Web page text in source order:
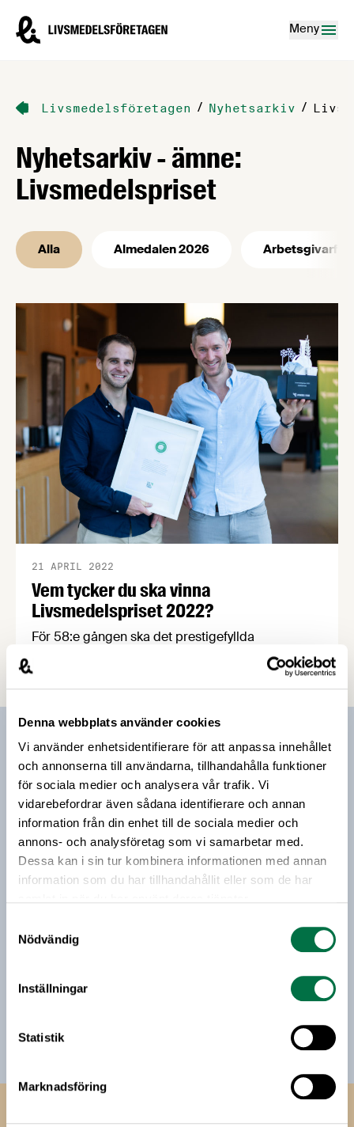
Denna webbplats använder cookies
Vi använder enhetsidentifierare för att anpassa innehållet
och annonserna till användarna, tillhandahålla funktioner
för sociala medier och analysera vår trafik. Vi
vidarebefordrar även sådana identifierare och annan
information från din enhet till de sociala medier och
annons- och analysföretag som vi samarbetar med.
Dessa kan i sin tur kombinera informationen med annan
information som du har tillhandahållit eller som de har
Nödvändig
Inställningar
Statistik
Marknadsföring
Livsmedelsföretagen – till startsidan
Meny
Livsmedelsföretagen / Nyhetsarkiv /
Nyhetsarkiv - ämne:
Livsmedelspriset
Alla Almedalen 2026
Vem tycker du ska vinna
Livsmedelspriset 2022?
21 APRIL 2022
För 58:e gången ska det prestigefyllda
nomineringsperioden pågår till den 24 april. 2021
års vinnare blev Gårdsfisk som fick priset för sin
förtjänar årets pris?
Prenumerera på vårt nyhetsbrev
Vårt nyhetsbrev kommer ut 3-4 gånger i månaden och
riktar sig till alla med ett intresse för
livsmedelsföretagande och den svenska
livsmedelsbranschen. När du anmäler dig till vårt
nyhetsbrev godkänner du Livsmedelsföretagens
hantering av personuppgifter.
till min inkorg. Livsmedelsföretagen ska inte dela eller
sälja min personliga information. Jag kan när som helst
Livsmedels­företagen